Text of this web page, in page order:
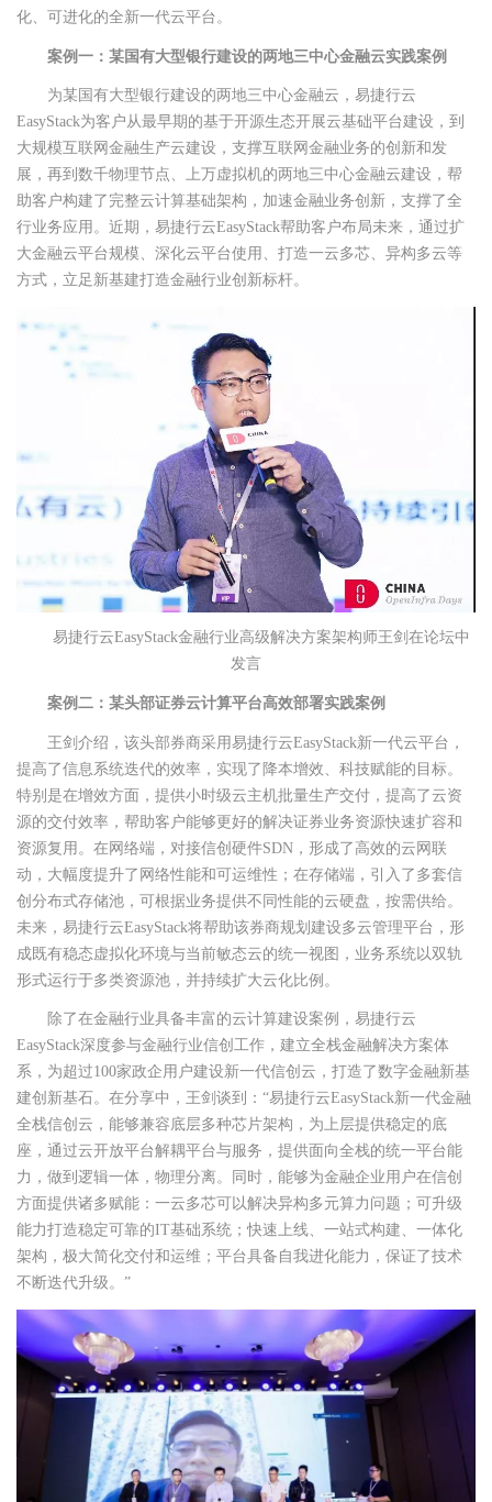
化、可进化的全新一代云平台。
案例一：某国有大型银行建设的两地三中心金融云实践案例
为某国有大型银行建设的两地三中心金融云，易捷行云
EasyStack为客户从最早期的基于开源生态开展云基础平台建设，到
大规模互联网金融生产云建设，支撑互联网金融业务的创新和发
展，再到数千物理节点、上万虚拟机的两地三中心金融云建设，帮
助客户构建了完整云计算基础架构，加速金融业务创新，支撑了全
行业务应用。近期，易捷行云EasyStack帮助客户布局未来，通过扩
大金融云平台规模、深化云平台使用、打造一云多芯、异构多云等
方式，立足新基建打造金融行业创新标杆。
易捷行云EasyStack金融行业高级解决方案架构师王剑在论坛中
发言
案例二：某头部证券云计算平台高效部署实践案例
王剑介绍，该头部券商采用易捷行云EasyStack新一代云平台，
提高了信息系统迭代的效率，实现了降本增效、科技赋能的目标。
特别是在增效方面，提供小时级云主机批量生产交付，提高了云资
源的交付效率，帮助客户能够更好的解决证券业务资源快速扩容和
资源复用。在网络端，对接信创硬件SDN，形成了高效的云网联
动，大幅度提升了网络性能和可运维性；在存储端，引入了多套信
创分布式存储池，可根据业务提供不同性能的云硬盘，按需供给。
未来，易捷行云EasyStack将帮助该券商规划建设多云管理平台，形
成既有稳态虚拟化环境与当前敏态云的统一视图，业务系统以双轨
形式运行于多类资源池，并持续扩大云化比例。
除了在金融行业具备丰富的云计算建设案例，易捷行云
EasyStack深度参与金融行业信创工作，建立全栈金融解决方案体
系，为超过100家政企用户建设新一代信创云，打造了数字金融新基
建创新基石。在分享中，王剑谈到：“易捷行云EasyStack新一代金融
全栈信创云，能够兼容底层多种芯片架构，为上层提供稳定的底
座，通过云开放平台解耦平台与服务，提供面向全栈的统一平台能
力，做到逻辑一体，物理分离。同时，能够为金融企业用户在信创
方面提供诸多赋能：一云多芯可以解决异构多元算力问题；可升级
能力打造稳定可靠的IT基础系统；快速上线、一站式构建、一体化
架构，极大简化交付和运维；平台具备自我进化能力，保证了技术
不断迭代升级。”